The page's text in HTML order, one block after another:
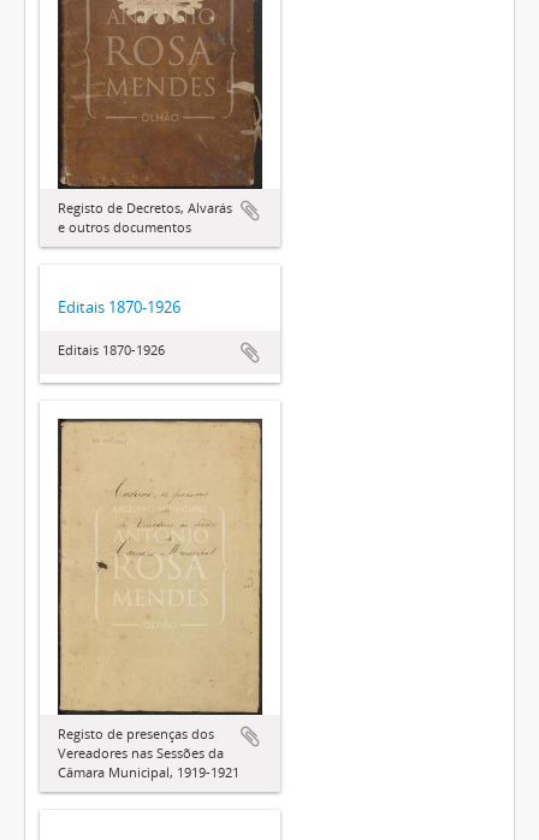
Registo de Decretos, Alvarás
e outros documentos
Editais 1870-1926
Editais 1870-1926
Registo de presenças dos
Vereadores nas Sessões da
Câmara Municipal, 1919-1921